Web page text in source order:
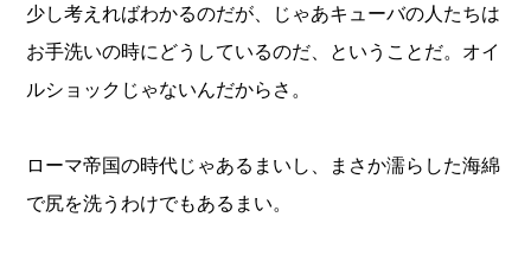
少し考えればわかるのだが、じゃあキューバの人たちは
お手洗いの時にどうしているのだ、ということだ。オイ
ルショックじゃないんだからさ。
ローマ帝国の時代じゃあるまいし、まさか濡らした海綿
で尻を洗うわけでもあるまい。